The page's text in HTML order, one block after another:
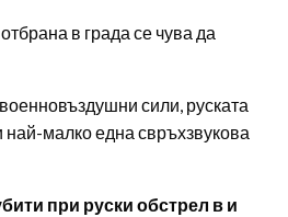
в града се чува да
сили, руската
най-малко една свръхзвукова
при руски обстрел в и